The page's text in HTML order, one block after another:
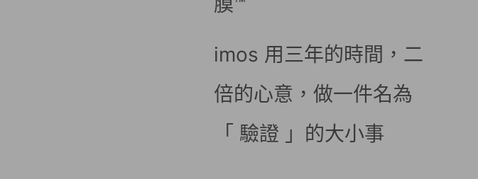
imos 用三年的時間，二
倍的心意，做一件名為
「 驗證 」的大小事